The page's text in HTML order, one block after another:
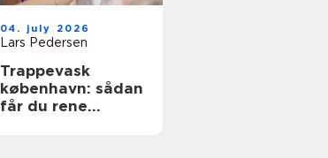
04. july 2026
Lars Pedersen
Trappevask
københavn: sådan
får du rene